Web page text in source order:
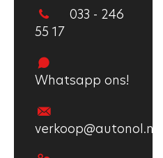
033 - 246
55 17
Whatsapp ons!
verkoop@autonol.nl